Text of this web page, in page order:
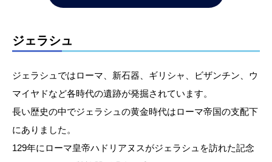
ジェラシュ
ジェラシュではローマ、新石器、ギリシャ、ビザンチン、ウ
マイヤドなど各時代の遺跡が発掘されています。
長い歴史の中でジェラシュの黄金時代はローマ帝国の支配下
にありました。
129年にローマ皇帝ハドリアヌスがジェラシュを訪れた記念